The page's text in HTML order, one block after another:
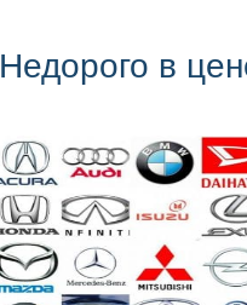
Недорого в